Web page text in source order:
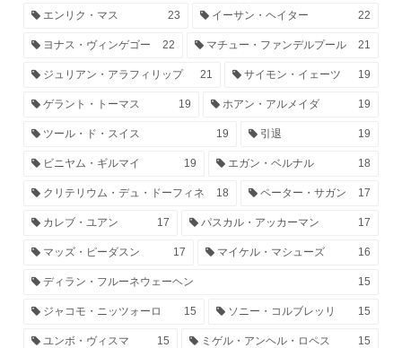
エンリク・マス 23 イーサン・ヘイター 22
ヨナス・ヴィンゲゴー 22 マチュー・ファンデルプール 21
ジュリアン・アラフィリップ 21 サイモン・イェーツ 19
ゲラント・トーマス 19 ホアン・アルメイダ 19
ツール・ド・スイス 19 引退 19
ビニヤム・ギルマイ 19 エガン・ベルナル 18
クリテリウム・デュ・ドーフィネ 18 ペーター・サガン 17
カレブ・ユアン 17 パスカル・アッカーマン 17
マッズ・ピーダスン 17 マイケル・マシューズ 16
ディラン・フルーネウェーヘン 15
ジャコモ・ニッツォーロ 15 ソニー・コルブレッリ 15
ユンボ・ヴィスマ 15 ミゲル・アンヘル・ロペス 15